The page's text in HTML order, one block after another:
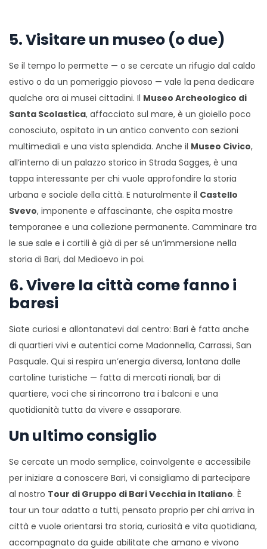
5. Visitare un museo (o due)
Se il tempo lo permette — o se cercate un rifugio dal caldo
estivo o da un pomeriggio piovoso — vale la pena dedicare
qualche ora ai musei cittadini. Il Museo Archeologico di
Santa Scolastica, affacciato sul mare, è un gioiello poco
conosciuto, ospitato in un antico convento con sezioni
multimediali e una vista splendida. Anche il Museo Civico,
all’interno di un palazzo storico in Strada Sagges, è una
tappa interessante per chi vuole approfondire la storia
urbana e sociale della città. E naturalmente il Castello
Svevo, imponente e affascinante, che ospita mostre
temporanee e una collezione permanente. Camminare tra
le sue sale e i cortili è già di per sé un’immersione nella
storia di Bari, dal Medioevo in poi.
6. Vivere la città come fanno i
baresi
Siate curiosi e allontanatevi dal centro: Bari è fatta anche
di quartieri vivi e autentici come Madonnella, Carrassi, San
Pasquale. Qui si respira un’energia diversa, lontana dalle
cartoline turistiche — fatta di mercati rionali, bar di
quartiere, voci che si rincorrono tra i balconi e una
quotidianità tutta da vivere e assaporare.
Un ultimo consiglio
Se cercate un modo semplice, coinvolgente e accessibile
per iniziare a conoscere Bari, vi consigliamo di partecipare
al nostro Tour di Gruppo di Bari Vecchia in Italiano. È
tour un tour adatto a tutti, pensato proprio per chi arriva in
città e vuole orientarsi tra storia, curiosità e vita quotidiana,
accompagnato da guide abilitate che amano e vivono